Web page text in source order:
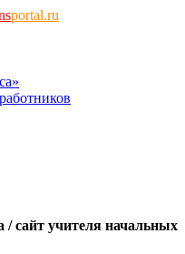
portal.ru
сайт учителя начальных